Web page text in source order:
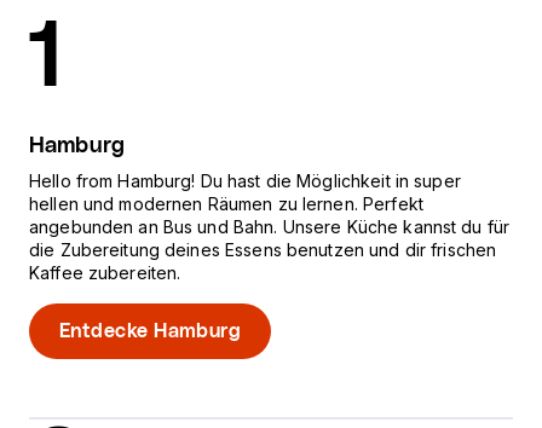
1
Hamburg
Hello from Hamburg! Du hast die Möglichkeit in super
hellen und modernen Räumen zu lernen. Perfekt
angebunden an Bus und Bahn. Unsere Küche kannst du für
die Zubereitung deines Essens benutzen und dir frischen
Kaffee zubereiten.
Entdecke Hamburg